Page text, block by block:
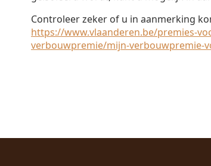
Controleer zeker of u in aanmerking
https://www.vlaanderen.be/premies-
verbouwpremie/mijn-verbouwpremie-